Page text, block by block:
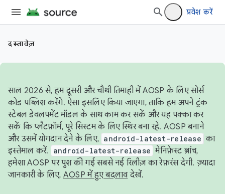
प्रवेश करें
दस्तावेज़
साल 2026 से, हम दूसरी और चौथी तिमाही में AOSP के लिए सोर्स
कोड पब्लिश करेंगे. ऐसा इसलिए किया जाएगा, ताकि हम अपने ट्रंक
स्टेबल डेवलपमेंट मॉडल के साथ काम कर सकें और यह पक्का कर
सकें कि प्लैटफ़ॉर्म, पूरे सिस्टम के लिए स्थिर बना रहे. AOSP बनाने
और उसमें योगदान देने के लिए, android-latest-release का
इस्तेमाल करें.
android-latest-release मेनिफ़ेस्ट ब्रांच,
हमेशा AOSP पर पुश की गई सबसे नई रिलीज़ का रेफ़रंस देगी. ज़्यादा
जानकारी के लिए, AOSP में हुए बदलावदेखें.